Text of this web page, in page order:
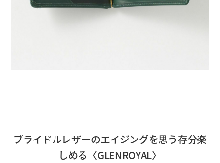
ブライドルレザーのエイジングを思う存分楽
しめる〈GLENROYAL〉